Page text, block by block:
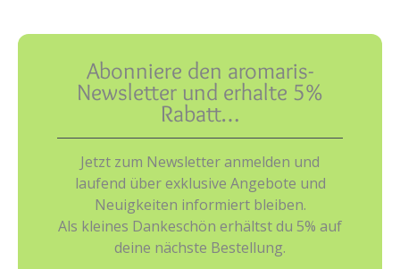
Abonniere den aromaris-
Newsletter und erhalte 5%
Rabatt…
Jetzt zum Newsletter anmelden und
laufend über exklusive Angebote und
Neuigkeiten informiert bleiben.
Als kleines Dankeschön erhältst du 5% auf
deine nächste Bestellung.